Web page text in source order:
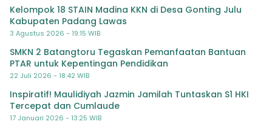
Kelompok 18 STAIN Madina KKN di Desa Gonting Julu
Kabupaten Padang Lawas
3 Agustus 2026 - 19:15 WIB
SMKN 2 Batangtoru Tegaskan Pemanfaatan Bantuan
PTAR untuk Kepentingan Pendidikan
22 Juli 2026 - 18:42 WIB
Inspiratif! Maulidiyah Jazmin Jamilah Tuntaskan S1 HKI
Tercepat dan Cumlaude
17 Januari 2026 - 13:25 WIB